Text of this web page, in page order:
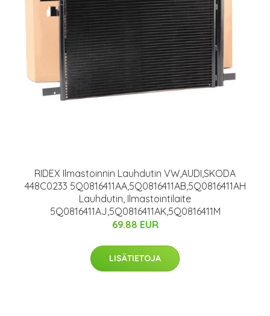
RIDEX Ilmastoinnin Lauhdutin VW,AUDI,SKODA
448C0233 5Q0816411AA,5Q0816411AB,5Q0816411AH
Lauhdutin, Ilmastointilaite
5Q0816411AJ,5Q0816411AK,5Q0816411M
69.88 EUR
LISÄTIETOJA